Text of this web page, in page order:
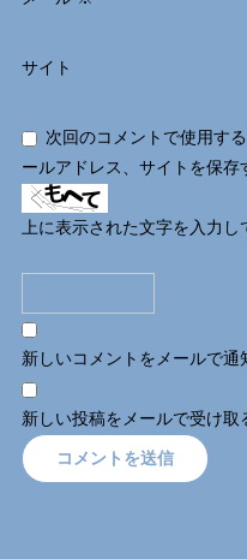
サイト
次回のコメントで使用す
ールアドレス、サイトを保存
上に表示された文字を入力し
新しいコメントをメールで通
新しい投稿をメールで受け取